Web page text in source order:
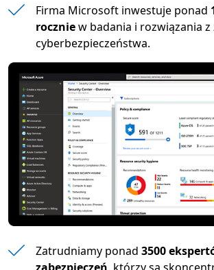
Firma Microsoft inwestuje ponad
roczniew badania i rozwiązania z
cyberbezpieczeństwa.
Zatrudniamy ponad 3500